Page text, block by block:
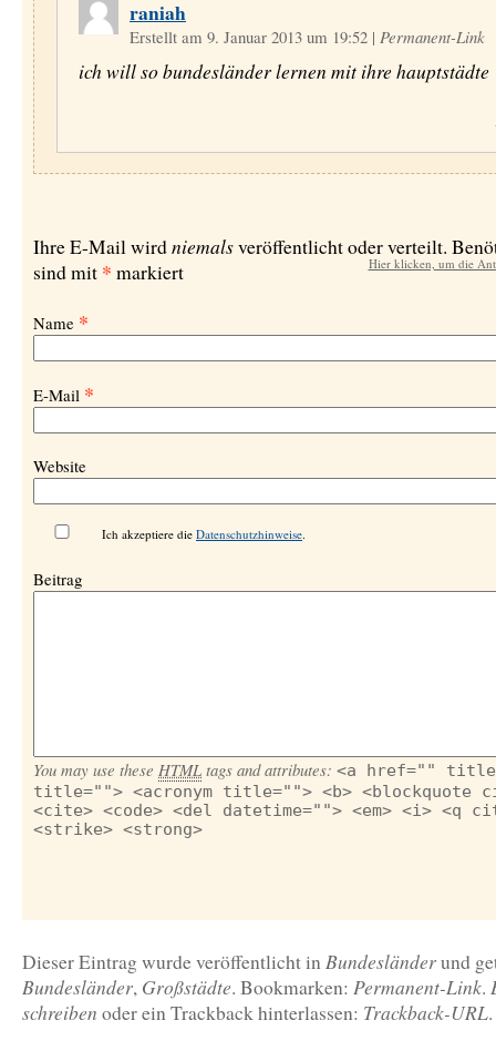
raniah
Erstellt am 9. Januar 2013 um 19:52 | Permanent-Link
ich will so bundesländer lernen mit ihre hauptstädte
Hier klicken, um die
Ihre E-Mail wirdniemalsveröffentlicht oder verteilt.
sind mit * markiert
Name *
E-Mail *
Website
Ich akzeptiere die Datenschutzhinweise.
Beitrag
You may use these HTML tags and attributes: <a href=""
title=""> <acronym title=""> <b> <blockquote
<cite> <code> <del datetime=""> <em> <i> <q
<strike> <strong>
Dieser Eintrag wurde veröffentlicht inBundesländerund
Bundesländer, Großstädte. Bookmarken: Permanent-Link.
schreiben oder ein Trackback hinterlassen: Trackback-URL.